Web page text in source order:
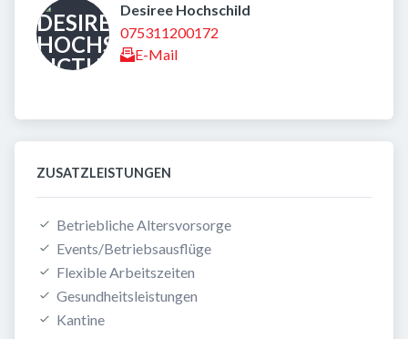
Desiree Hochschild
075311200172
E-Mail
ZUSATZLEISTUNGEN
Betriebliche Altersvorsorge
Events/Betriebsausflüge
Flexible Arbeitszeiten
Gesundheitsleistungen
Kantine